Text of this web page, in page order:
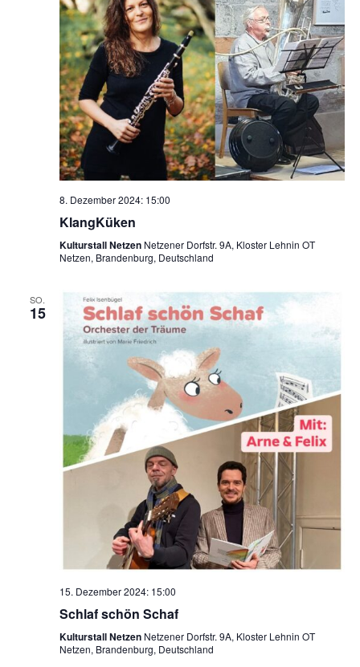
8. Dezember 2024: 15:00
KlangKüken
Kulturstall Netzen Netzener Dorfstr. 9A, Kloster Lehnin OT
Netzen, Brandenburg, Deutschland
SO.
15
15. Dezember 2024: 15:00
Schlaf schön Schaf
Kulturstall Netzen Netzener Dorfstr. 9A, Kloster Lehnin OT
Netzen, Brandenburg, Deutschland